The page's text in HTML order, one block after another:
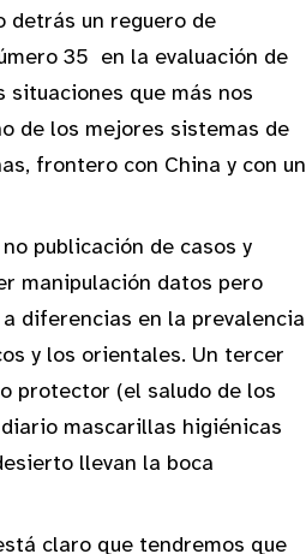
detrás un reguero de
35 en la evaluación de
situaciones que más nos
de los mejores sistemas de
frontero con China y con un
publicación de casos y
manipulación datos pero
diferencias en la prevalencia
y los orientales. Un tercer
protector (el saludo de los
mascarillas higiénicas
llevan la boca
claro que tendremos que